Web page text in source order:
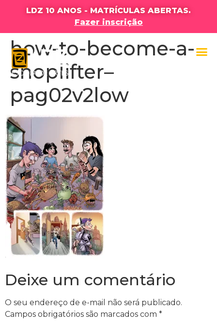
LDZ 10 ANOS - MATRÍCULAS ABERTAS.
Fazer inscrição
how-to-become-a-
shoplifter–
pag02v2low
Deixe um comentário
O seu endereço de e-mail não será publicado.
Campos obrigatórios são marcados com *